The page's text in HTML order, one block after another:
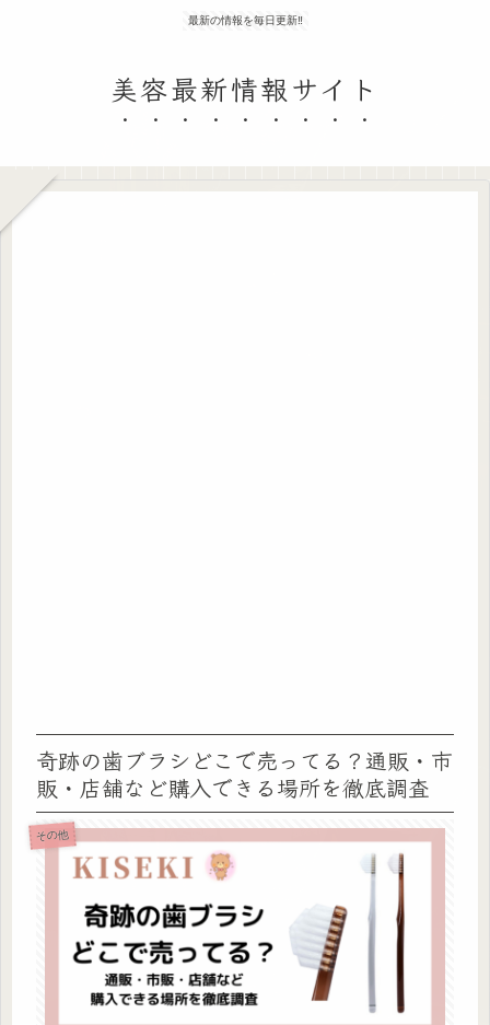
最新の情報を毎日更新‼
美容最新情報サイト
奇跡の歯ブラシどこで売ってる？通販・市
販・店舗など購入できる場所を徹底調査
その他